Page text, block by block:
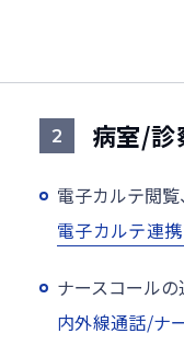
2 病室/診
電子カルテ閲
電子カルテ連携
ナースコール
内外線通話/ナ